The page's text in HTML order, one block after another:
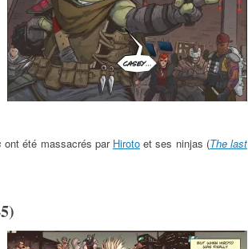
ont été massacrés par Hirotoet ses ninjas (The last